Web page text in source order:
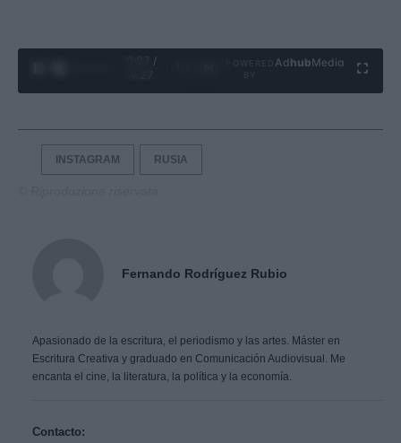
0:28 /
Ad hubMedia
INSTAGRAM RUSIA
Fernando Rodríguez Rubio
Apasionado de la escritura, el periodismo y las artes. Máster en
Escritura Creativa y graduado en Comunicación Audiovisual. Me
encanta el cine, la literatura, la política y la economía.
Contacto: